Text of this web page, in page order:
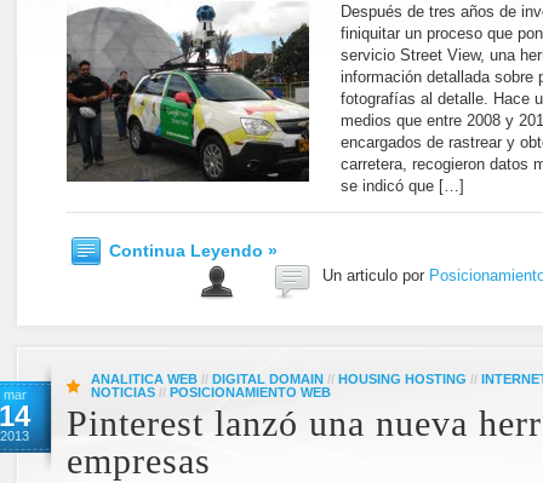
Después de tres años de
finiquitar un proceso que
servicio Street View, una
información detallada sobre
fotografías al detalle. Hace
medios que entre 2008 y
encargados de rastrear y
carretera, recogieron datos
se indicó que […]
Continua Leyendo »
Un articulo por
mar
14
2013
ANALITICA WEB // DIGITAL DOMAIN // HOUSING HOSTING //
NOTICIAS // POSICIONAMIENTO WEB
Pinterest lanzó una nueva
empresas